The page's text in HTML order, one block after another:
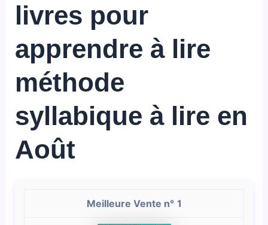
livres pour
apprendre à lire
méthode
syllabique à lire en
Août
1